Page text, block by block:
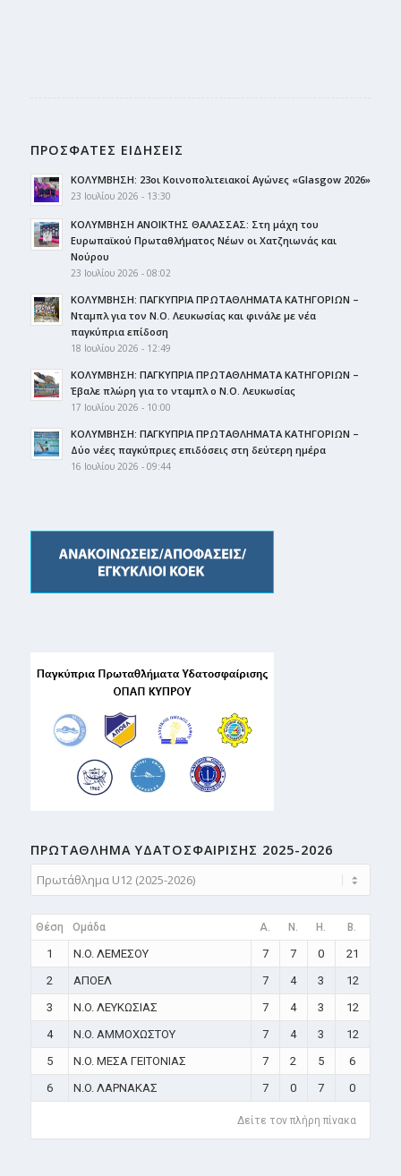
ΠΡΟΣΦΑΤΕΣ ΕΙΔΗΣΕΙΣ
ΚΟΛΥΜΒΗΣΗ: 23οι Κοινοπολιτειακοί Αγώνες «Glasgow 2026»
23 Ιουλίου 2026 - 13:30
ΚΟΛΥΜΒΗΣΗ ΑΝΟΙΚΤΗΣ ΘΑΛΑΣΣΑΣ: Στη μάχη του
Ευρωπαϊκού Πρωταθλήματος Νέων οι Χατζηιωνάς και
Νούρου
23 Ιουλίου 2026 - 08:02
ΚΟΛΥΜΒΗΣΗ: ΠΑΓΚΥΠΡΙΑ ΠΡΩΤΑΘΛΗΜΑΤΑ ΚΑΤΗΓΟΡΙΩΝ –
Νταμπλ για τον Ν.Ο. Λευκωσίας και φινάλε με νέα
παγκύπρια επίδοση
18 Ιουλίου 2026 - 12:49
ΚΟΛΥΜΒΗΣΗ: ΠΑΓΚΥΠΡΙΑ ΠΡΩΤΑΘΛΗΜΑΤΑ ΚΑΤΗΓΟΡΙΩΝ –
Έβαλε πλώρη για το νταμπλ ο Ν.Ο. Λευκωσίας
17 Ιουλίου 2026 - 10:00
ΚΟΛΥΜΒΗΣΗ: ΠΑΓΚΥΠΡΙΑ ΠΡΩΤΑΘΛΗΜΑΤΑ ΚΑΤΗΓΟΡΙΩΝ –
Δύο νέες παγκύπριες επιδόσεις στη δεύτερη ημέρα
16 Ιουλίου 2026 - 09:44
ΠΡΩΤΑΘΛΗMA ΥΔΑΤΟΣΦΑΙΡΙΣΗΣ 2025-2026
Θέση Ομάδα A. N. H. B.
1 N.O. ΛΕΜΕΣΟΥ 7 7 0
21
2
ΑΠΟΕΛ 7 4 3
12
3
N.O. ΛΕΥΚΩΣΙΑΣ 7 4 3
12
4
N.O. ΑΜΜΟΧΩΣΤΟΥ 7 4 3
12
5
N.O. ΜΕΣΑ ΓΕΙΤΟΝΙΑΣ 7 2 5
6
6
N.O. ΛΑΡΝΑΚΑΣ 7 0 7 0
Δείτε τον πλήρη πίνακα